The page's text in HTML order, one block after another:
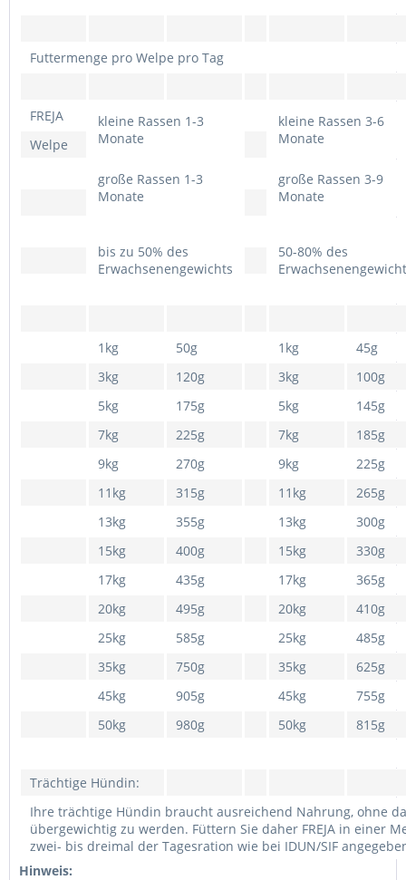
Futtermenge pro Welpe pro Tag
FREJA
kleine Rassen 1-3
Monate
kleine Rassen 3-6
Monate
Welpe
große Rassen 1-3
Monate
große Rassen 3-9
Monate
bis zu 50% des
Erwachsenengewichts
50-80% des
1kg 50g 1kg
45g
3kg
120g 3kg
100g
5kg
175g 5kg
145g
7kg
225g 7kg
185g
9kg
270g 9kg
225g
11kg
315g 11kg
265g
13kg
355g 13kg
300g
15kg
400g 15kg
330g
17kg
435g 17kg
365g
20kg
495g 20kg
410g
25kg
585g 25kg
485g
35kg
750g 35kg
625g
45kg
905g 45kg
755g
50kg
980g 50kg 815g
Trächtige Hündin:
Ihre trächtige Hündin braucht ausreichend Nahrung, ohne
übergewichtig zu werden. Füttern Sie daher FREJA in einer
zwei- bis dreimal der Tagesration wie bei IDUN/SIF
Hinweis: